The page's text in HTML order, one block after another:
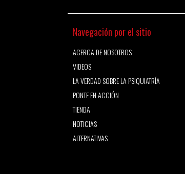
Navegación por el sitio
ACERCA DE NOSOTROS
VIDEOS
LA VERDAD SOBRE LA PSIQUIATRÍA
PONTE EN ACCIÓN
TIENDA
NOTICIAS
ALTERNATIVAS